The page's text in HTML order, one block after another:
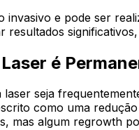
invasivo e pode ser
resultados
é
laser seja
como uma
mas algum regrowth